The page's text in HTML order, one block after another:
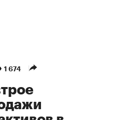
1 674